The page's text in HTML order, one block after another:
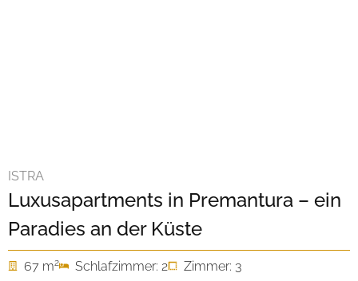
ISTRA
Luxusapartments in Premantura – ein
Paradies an der Küste
67 m2 Schlafzimmer: 2
Zimmer: 3